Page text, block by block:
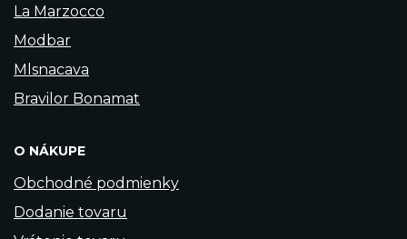
La Marzocco
Modbar
Mlsnacava
Bravilor Bonamat
O NÁKUPE
Obchodné podmienky
Dodanie tovaru